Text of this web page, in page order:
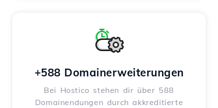
+588 Domainerweiterungen
Bei Hostico stehen dir über 588
Domainendungen durch akkreditierte